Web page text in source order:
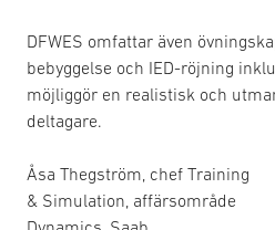
DFWES omfattar även
bebyggelse och IED-röjning
möjliggör en realistisk och
deltagare.
Åsa Thegström, chef Training
& Simulation, affärsområde